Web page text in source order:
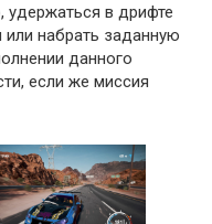
удержаться в дрифте
набрать заданную
данного
если же миссия